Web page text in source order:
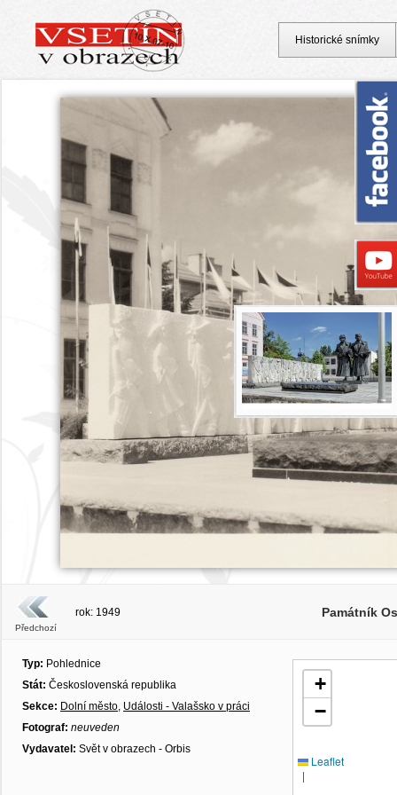
Předchozí
rok: 1949 Památník
Typ: Pohlednice
Stát: Československá republika
Sekce: Dolní město, Události - Valašsko v práci
Fotograf: neuveden
Vydavatel: Svět v obrazech - Orbis
+
−
Leaflet
|
Historické snímky